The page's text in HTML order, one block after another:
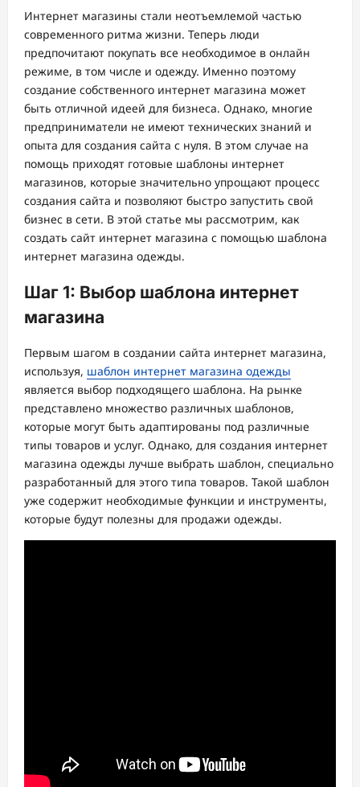
Интернет магазины стали неотъемлемой частью
современного ритма жизни. Теперь люди
предпочитают покупать все необходимое в онлайн
режиме, в том числе и одежду. Именно поэтому
создание собственного интернет магазина может
быть отличной идеей для бизнеса. Однако, многие
предприниматели не имеют технических знаний и
опыта для создания сайта с нуля. В этом случае на
помощь приходят готовые шаблоны интернет
магазинов, которые значительно упрощают процесс
создания сайта и позволяют быстро запустить свой
бизнес в сети. В этой статье мы рассмотрим, как
создать сайт интернет магазина с помощью шаблона
интернет магазина одежды.
Шаг 1: Выбор шаблона интернет
магазина
Первым шагом в создании сайта интернет магазина,
используя, шаблон интернет магазина одежды
является выбор подходящего шаблона. На рынке
представлено множество различных шаблонов,
которые могут быть адаптированы под различные
типы товаров и услуг. Однако, для создания интернет
магазина одежды лучше выбрать шаблон, специально
разработанный для этого типа товаров. Такой шаблон
уже содержит необходимые функции и инструменты,
которые будут полезны для продажи одежды.